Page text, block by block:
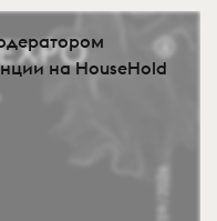
на HouseHold